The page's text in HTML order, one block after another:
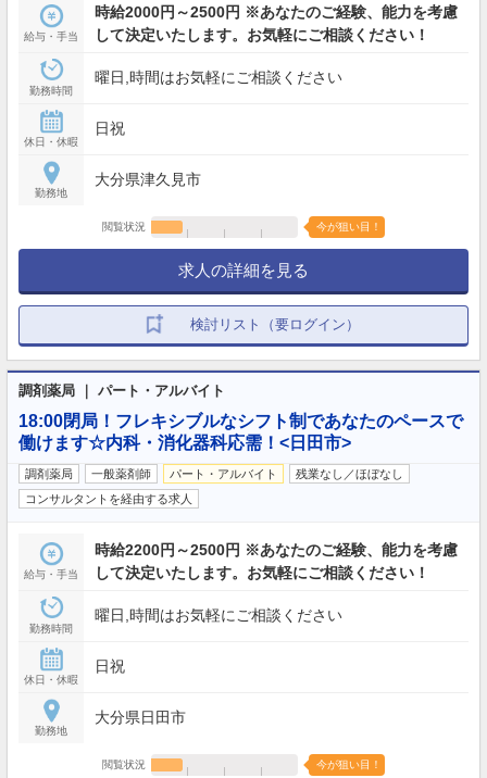
給与・手当
時給2000円～2500円 ※あなたのご経験、能力を考慮
して決定いたします。お気軽にご相談ください！
勤務時間
曜日,時間はお気軽にご相談ください
休日・休暇
日祝
勤務地
大分県津久見市
閲覧状況 今が狙い目！
求人の詳細を見る
検討リスト（要ログイン）
調剤薬局 ｜ パート・アルバイト
18:00閉局！フレキシブルなシフト制であなたのペースで
働けます☆内科・消化器科応需！<日田市>
調剤薬局 一般薬剤師 パート・アルバイト
残業なし／ほぼなし
コンサルタントを経由する求人
給与・手当
時給2200円～2500円 ※あなたのご経験、能力を考慮
して決定いたします。お気軽にご相談ください！
勤務時間
曜日,時間はお気軽にご相談ください
休日・休暇
日祝
勤務地
大分県日田市
閲覧状況 今が狙い目！